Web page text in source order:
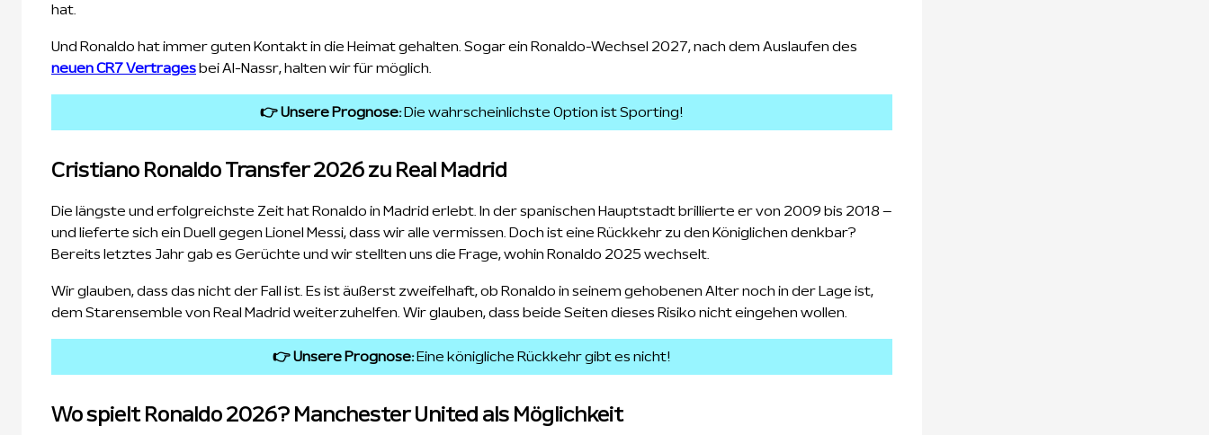
hat.
Und Ronaldo hat immer guten Kontakt in die Heimat gehalten. Sogar ein Ronaldo-Wechsel 2027, nach dem Auslaufen des
neuen CR7 Vertragesbei Al-Nassr, halten wir für möglich.
👉 Unsere Prognose:Die wahrscheinlichste Option ist Sporting!
Cristiano Ronaldo Transfer 2026 zu Real Madrid
Die längste und erfolgreichste Zeit hat Ronaldo in Madrid erlebt. In der spanischen Hauptstadt brillierte er von 2009 bis 2018 –
und lieferte sich ein Duell gegen Lionel Messi, dass wir alle vermissen. Doch ist eine Rückkehr zu den Königlichen denkbar?
Bereits letztes Jahr gab es Gerüchte und wir stellten uns die Frage, wohin Ronaldo 2025 wechselt.
Wir glauben, dass das nicht der Fall ist. Es ist äußerst zweifelhaft, ob Ronaldo in seinem gehobenen Alter noch in der Lage ist,
dem Starensemble von Real Madrid weiterzuhelfen. Wir glauben, dass beide Seiten dieses Risiko nicht eingehen wollen.
👉 Unsere Prognose:Eine königliche Rückkehr gibt es nicht!
Wo spielt Ronaldo 2026? Manchester United als Möglichkeit